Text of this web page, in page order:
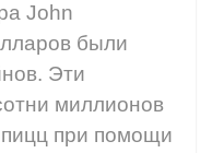
John
были
Эти
миллионов
при помощи